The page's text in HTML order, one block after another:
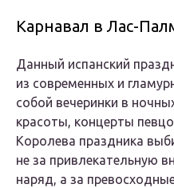
Карнавал в Лас-
Данный испанский
из современных и
собой вечеринки в
красоты, концерты
Королева праздника
не за привлекательную
наряд, а за